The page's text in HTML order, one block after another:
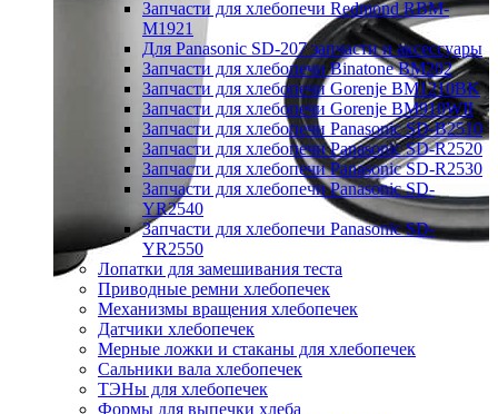
Запчасти для хлебопечи Redmond RBM-
M1921
Для Panasonic SD-207 запчасти и аксессуары
Запчасти для хлебопечи Binatone BM202
Запчасти для хлебопечи Gorenje BM1210BK
Запчасти для хлебопечи Gorenje BM910WII
Запчасти для хлебопечи Panasonic SD-B2510
Запчасти для хлебопечи Panasonic SD-R2520
Запчасти для хлебопечи Panasonic SD-R2530
Запчасти для хлебопечи Panasonic SD-
YR2540
Запчасти для хлебопечи Panasonic SD-
YR2550
Лопатки для замешивания теста
Приводные ремни хлебопечек
Механизмы вращения хлебопечек
Датчики хлебопечек
Мерные ложки и стаканы для хлебопечек
Сальники вала хлебопечек
ТЭНы для хлебопечек
Формы для выпечки хлеба